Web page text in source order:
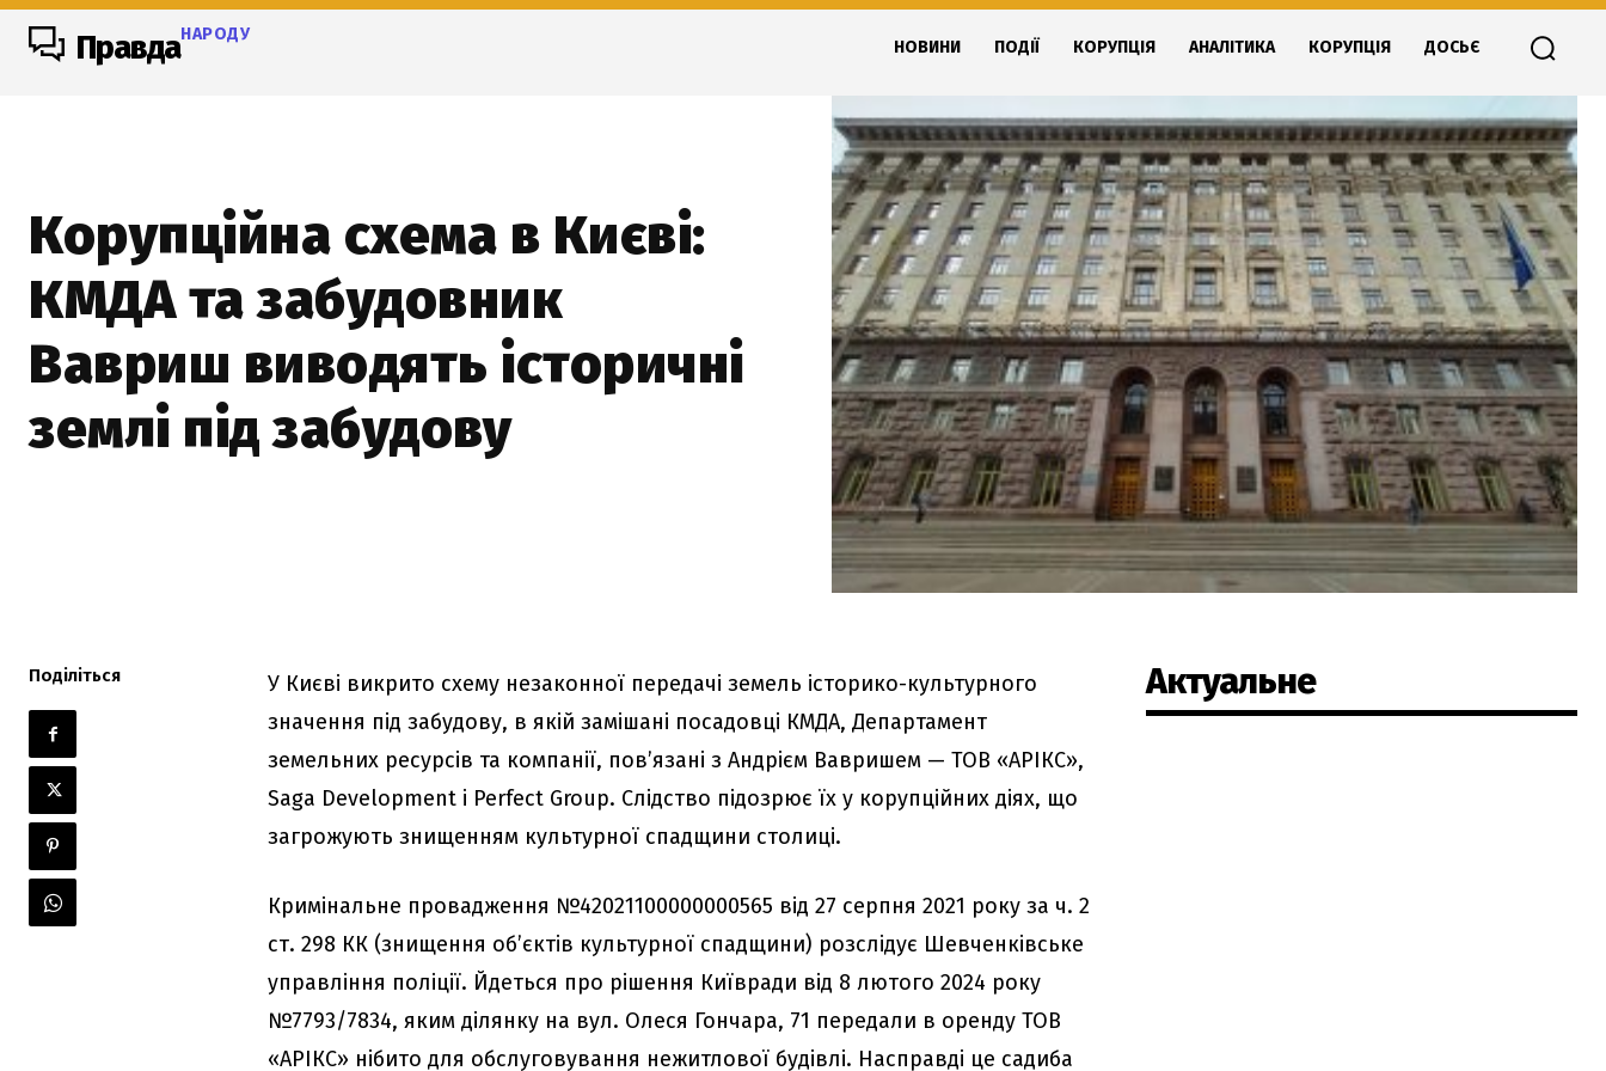
ПравдаНАРОДУ
НОВИНИ ПОДІЇ КОРУПЦІЯ АНАЛІТИКА КОРУПЦІЯ ДОСЬЄ
Корупційна схема в Києві:
КМДА та забудовник
Вавриш виводять історичні
землі під забудову
Поділіться
У Києві викрито схему незаконної передачі земель історико-культурного
значення під забудову, в якій замішані посадовці КМДА, Департамент
земельних ресурсів та компанії, пов’язані з Андрієм Вавришем — ТОВ «АРІКС»,
Saga Development і Perfect Group. Слідство підозрює їх у корупційних діях, що
загрожують знищенням культурної спадщини столиці.
Кримінальне провадження №42021100000000565 від 27 серпня 2021 року за ч. 2
ст. 298 КК (знищення об’єктів культурної спадщини) розслідує Шевченківське
управління поліції. Йдеться про рішення Київради від 8 лютого 2024 року
№7793/7834, яким ділянку на вул. Олеся Гончара, 71 передали в оренду ТОВ
«АРІКС» нібито для обслуговування нежитлової будівлі. Насправді це садиба
Актуальне